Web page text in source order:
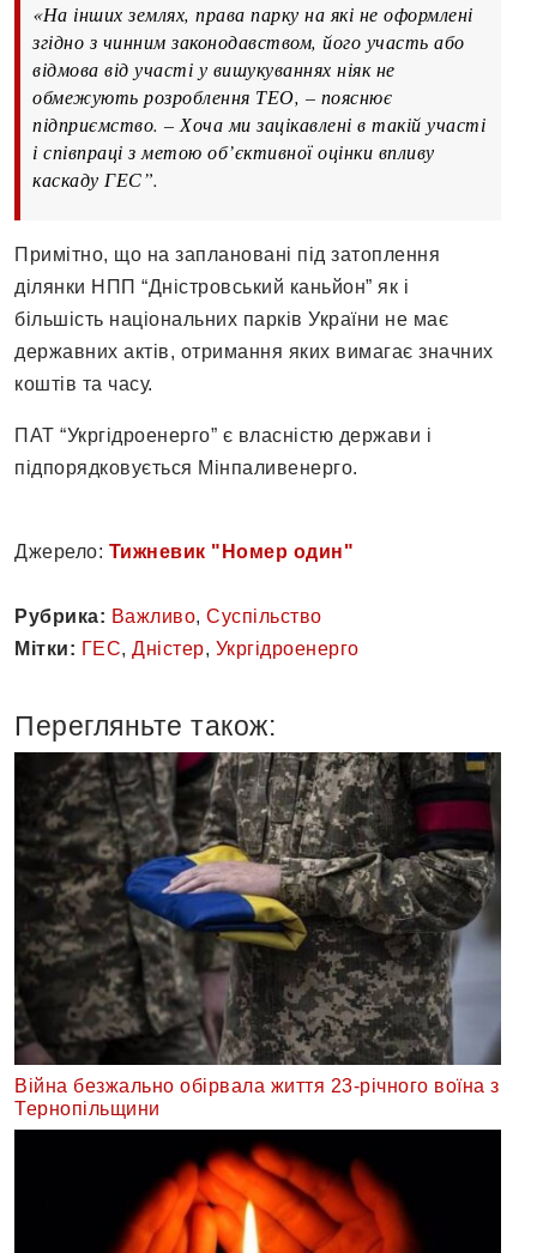
«На інших землях, права парку на які не оформлені
згідно з чинним законодавством, його участь або
відмова від участі у вишукуваннях ніяк не
обмежують розроблення ТЕО, – пояснює
підприємство. – Хоча ми зацікавлені в такій участі
і співпраці з метою об’єктивної оцінки впливу
каскаду ГЕС”.
Примітно, що на заплановані під затоплення
ділянки НПП “Дністровський каньйон” як і
більшість національних парків України не має
державних актів, отримання яких вимагає значних
коштів та часу.
ПАТ “Укргідроенерго” є власністю держави і
підпорядковується Мінпаливенерго.
Джерело: Тижневик "Номер один"
Рубрика: Важливо, Суспільство
Мітки: ГЕС, Дністер, Укргідроенерго
Перегляньте також:
Війна безжально обірвала життя 23-річного воїна з
Тернопільщини